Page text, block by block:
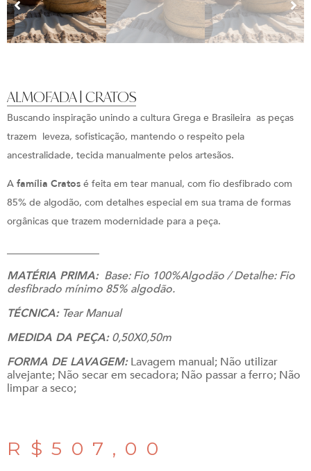
ALMOFADA | CRATOS
Buscando inspiração unindo a cultura Grega e Brasileira as peças
trazem leveza, sofisticação, mantendo o respeito pela
ancestralidade, tecida manualmente pelos artesãos.
A família Cratos é feita em tear manual, com fio desfibrado com
85% de algodão, com detalhes especial em sua trama de formas
orgânicas que trazem modernidade para a peça.
MATÉRIA PRIMA:Base: Fio 100%Algodão / Detalhe: Fio
desfibrado mínimo 85% algodão.
TÉCNICA:Tear Manual
MEDIDA DA PEÇA:0,50X0,50m
FORMA DE LAVAGEM: Lavagem manual; Não utilizar
alvejante; Não secar em secadora; Não passar a ferro; Não
limpar a seco;
R$ 507,00